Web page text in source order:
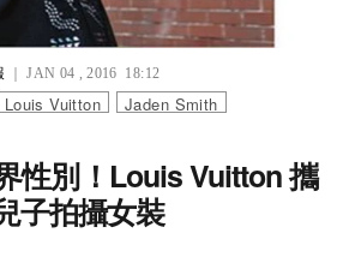
｜ JAN 04 , 2016 18:12
Louis Vuitton Jaden Smith
性別！Louis Vuitton 攜
子拍攝女裝